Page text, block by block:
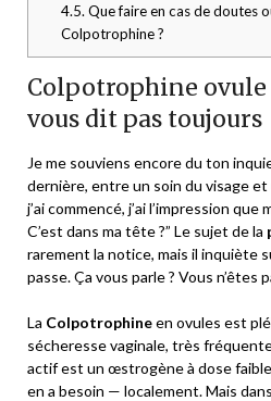
4.5. Que faire en cas de doutes
Colpotrophine ?
Colpotrophine ovule
vous dit pas toujours
Je me souviens encore du ton
dernière, entre un soin du visage
j’ai commencé, j’ai l’impression
C’est dans ma tête ?” Le sujet de la
rarement la notice, mais il inquiète
passe. Ça vous parle ? Vous n’êtes
La Colpotrophineen ovules est
sécheresse vaginale, très
actif est un œstrogène à dose
en a besoin — localement. Mais